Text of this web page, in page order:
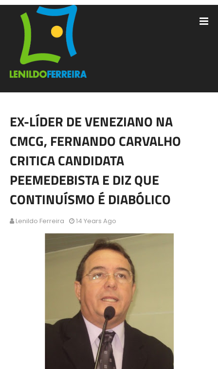
EX-LÍDER DE VENEZIANO NA
CMCG, FERNANDO CARVALHO
CRITICA CANDIDATA
PEEMEDEBISTA E DIZ QUE
CONTINUÍSMO É DIABÓLICO
Lenildo Ferreira 14 Years Ago